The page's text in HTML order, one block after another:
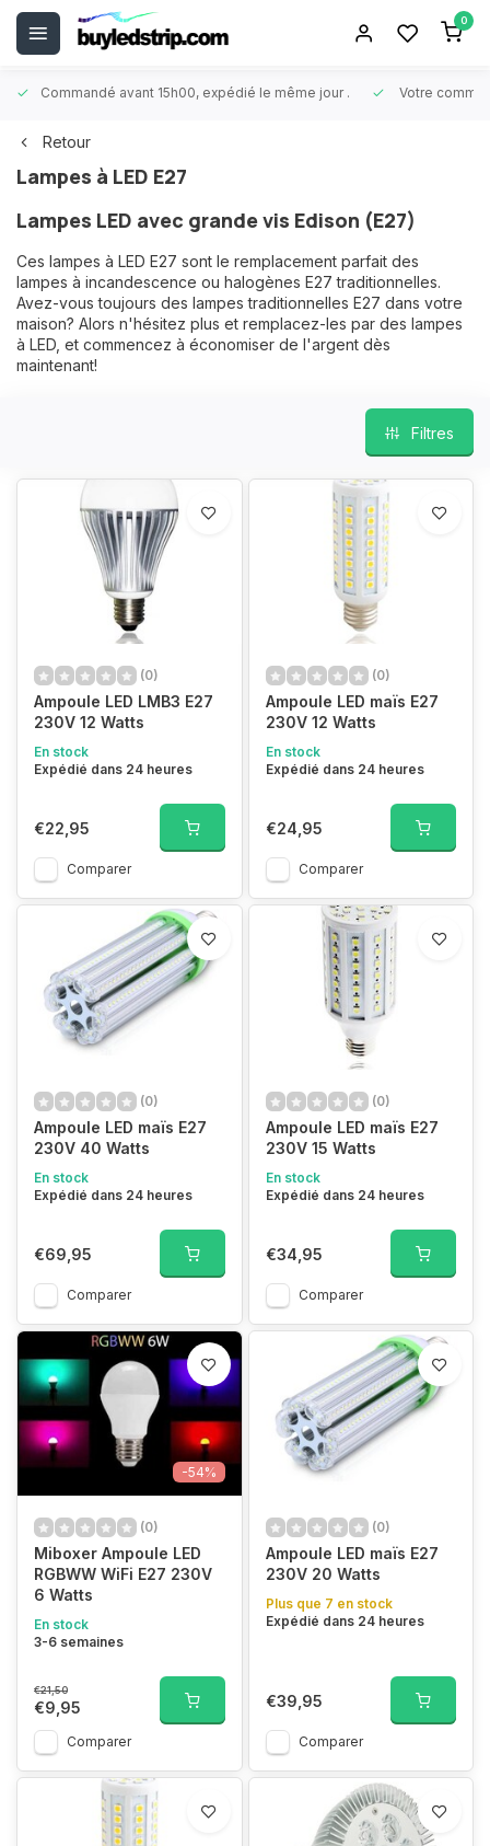
0
Commandé avant 15h00, expédié le même jour . Votre
Retour
Lampes à LED E27
Lampes LED avec grande vis Edison (E27)
Ces lampes à LED E27 sont le remplacement parfait des
lampes à incandescence ou halogènes E27 traditionnelles.
Avez-vous toujours des lampes traditionnelles E27 dans votre
maison? Alors n'hésitez plus et remplacez-les par des lampes
à LED, et commencez à économiser de l'argent dès
maintenant!
Filtres
(0)
Ampoule LED LMB3 E27
230V 12 Watts
En stock
Expédié dans 24 heures
€22,95
Comparer
(0)
Ampoule LED maïs E27
230V 12 Watts
En stock
Expédié dans 24 heures
€24,95
Comparer
(0)
Ampoule LED maïs E27
230V 40 Watts
En stock
Expédié dans 24 heures
€69,95
Comparer
(0)
Ampoule LED maïs E27
230V 15 Watts
En stock
Expédié dans 24 heures
€34,95
Comparer
-54%
(0)
Miboxer Ampoule LED
RGBWW WiFi E27 230V
6 Watts
En stock
3-6 semaines
€21,50
€9,95
Comparer
(0)
Ampoule LED maïs E27
230V 20 Watts
Plus que 7 en stock
Expédié dans 24 heures
€39,95
Comparer